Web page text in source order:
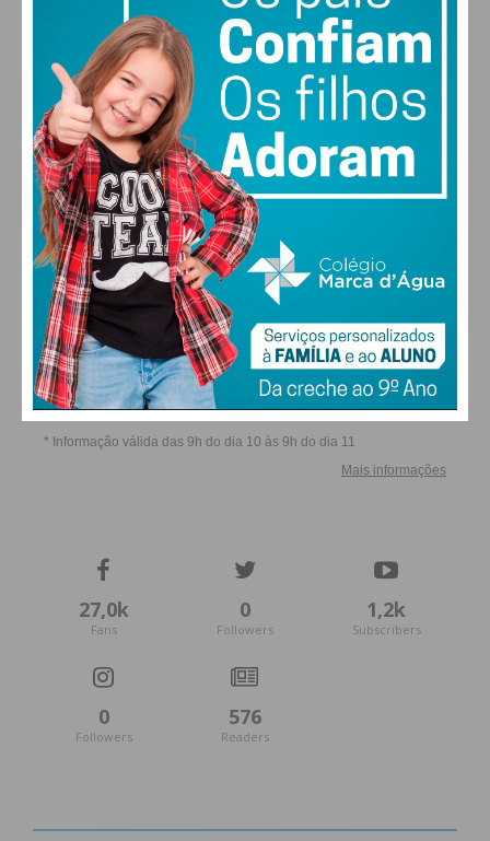
QUA
FARMACIAS DE SERVIÇO EM PAÇOS DE
FERREIRA
27,0k
Fans
0
Followers
1,2k
Subscribers
0
Followers
576
Readers